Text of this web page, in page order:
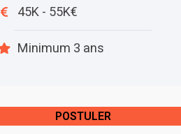
45K - 55K€
Minimum 3 ans
POSTULER